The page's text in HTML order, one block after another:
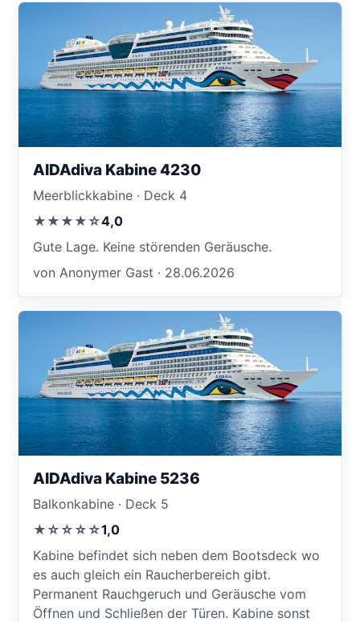
AIDAdiva Kabine 4230
Meerblickkabine · Deck 4
★★★★☆4,0
Gute Lage. Keine störenden Geräusche.
von Anonymer Gast · 28.06.2026
AIDAdiva Kabine 5236
Balkonkabine · Deck 5
★☆☆☆☆1,0
Kabine befindet sich neben dem Bootsdeck wo
es auch gleich ein Raucherbereich gibt.
Permanent Rauchgeruch und Geräusche vom
Öffnen und Schließen der Türen. Kabine sonst